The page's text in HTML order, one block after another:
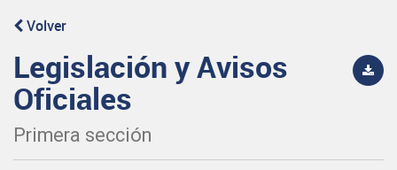
Volver
Legislación y Avisos
Oficiales
Primera sección